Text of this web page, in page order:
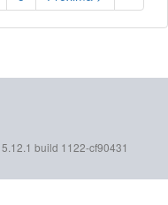
5.12.1 build 1122-cf90431